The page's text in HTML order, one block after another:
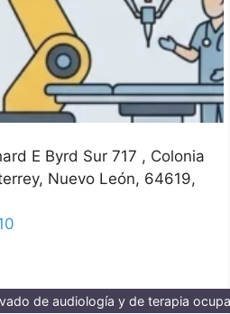
E Byrd Sur 717 , Colonia
Nuevo León 64619
de audiología y de terapia